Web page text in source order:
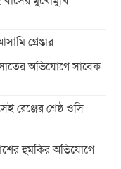
গ্রেপ্তার
অভিযোগে সাবেক
রেঞ্জের শ্রেষ্ঠ ওসি
হুমকির অভিযোগে